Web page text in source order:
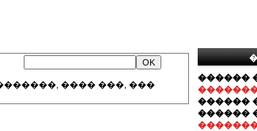
���� ���, ���
������
������
������